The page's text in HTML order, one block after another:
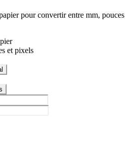
pour convertir entre mm, pouces
et pixels